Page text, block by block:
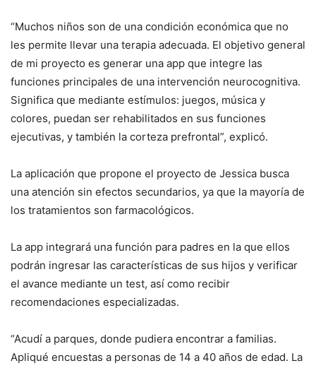
“Muchos niños son de una condición económica que no
les permite llevar una terapia adecuada. El objetivo general
de mi proyecto es generar una app que integre las
funciones principales de una intervención neurocognitiva.
Significa que mediante estímulos: juegos, música y
colores, puedan ser rehabilitados en sus funciones
ejecutivas, y también la corteza prefrontal”, explicó.
La aplicación que propone el proyecto de Jessica busca
una atención sin efectos secundarios, ya que la mayoría de
los tratamientos son farmacológicos.
La app integrará una función para padres en la que ellos
podrán ingresar las características de sus hijos y verificar
el avance mediante un test, así como recibir
recomendaciones especializadas.
“Acudí a parques, donde pudiera encontrar a familias.
Apliqué encuestas a personas de 14 a 40 años de edad. La